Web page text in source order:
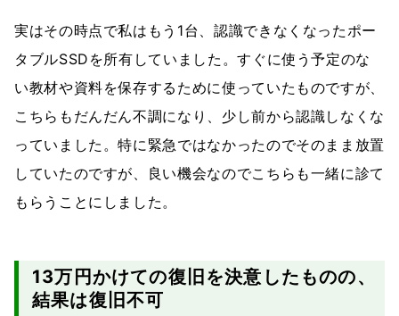
実はその時点で私はもう1台、認識できなくなったポー
タブルSSDを所有していました。すぐに使う予定のな
い教材や資料を保存するために使っていたものですが、
こちらもだんだん不調になり、少し前から認識しなくな
っていました。特に緊急ではなかったのでそのまま放置
していたのですが、良い機会なのでこちらも一緒に診て
もらうことにしました。
13万円かけての復旧を決意したものの、
結果は復旧不可